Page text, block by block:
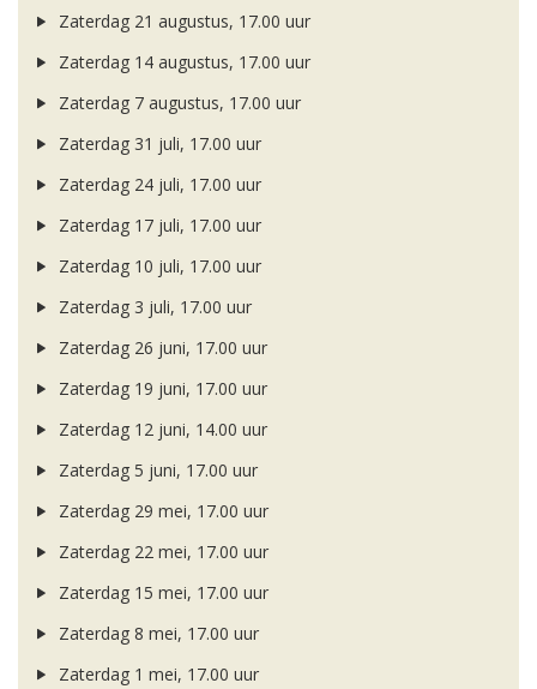
Zaterdag 21 augustus, 17.00 uur
Zaterdag 14 augustus, 17.00 uur
Zaterdag 7 augustus, 17.00 uur
Zaterdag 31 juli, 17.00 uur
Zaterdag 24 juli, 17.00 uur
Zaterdag 17 juli, 17.00 uur
Zaterdag 10 juli, 17.00 uur
Zaterdag 3 juli, 17.00 uur
Zaterdag 26 juni, 17.00 uur
Zaterdag 19 juni, 17.00 uur
Zaterdag 12 juni, 14.00 uur
Zaterdag 5 juni, 17.00 uur
Zaterdag 29 mei, 17.00 uur
Zaterdag 22 mei, 17.00 uur
Zaterdag 15 mei, 17.00 uur
Zaterdag 8 mei, 17.00 uur
Zaterdag 1 mei, 17.00 uur